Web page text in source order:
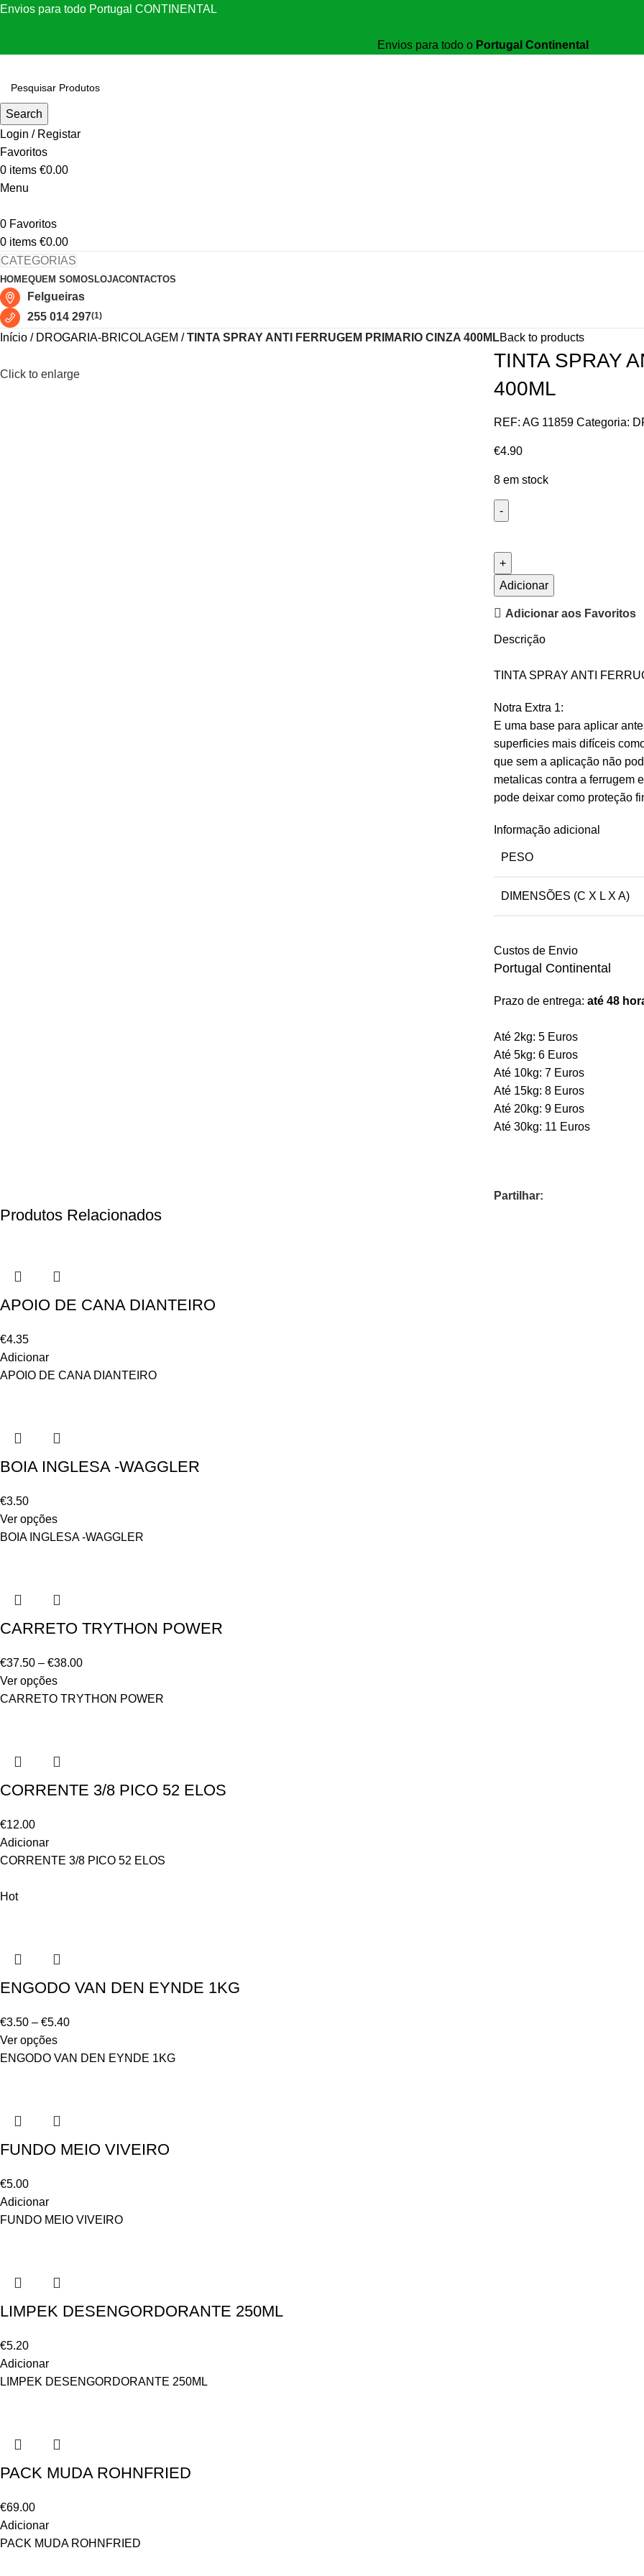
Envios para todo Portugal CONTINENTAL
Envios para todo o Portugal Continental
Search
Login / Registar
Favoritos
0 items €0.00
Menu
0 Favoritos
0 items €0.00
CATEGORIAS
HOMEQUEM SOMOS LOJACONTACTOS
Felgueiras
255 014 297(1)
Início DROGARIA-BRICOLAGEM TINTA SPRAY ANTI FERRUGEM PRIMARIO CINZA 400MLBack to products
Click to enlarge
TINTA SPRAY
400ML
REF: AG 11859 Categoria:
€4.90
8 em stock
Adicionar
Adicionar aos Favoritos
Descrição
TINTA SPRAY ANTI
Notra Extra 1:
E uma base para aplicar
superficies mais difíceis
que sem a aplicação não
metalicas contra a ferrugem
pode deixar como proteção
Informação adicional
PESO
DIMENSÕES (C X L X A)
Custos de Envio
Portugal Continental
Prazo de entrega: até 48
Até 2kg: 5 Euros
Até 5kg: 6 Euros
Até 10kg: 7 Euros
Até 15kg: 8 Euros
Até 20kg: 9 Euros
Até 30kg: 11 Euros
Partilhar:
Produtos Relacionados
APOIO DE CANA DIANTEIRO
€4.35
Adicionar
APOIO DE CANA DIANTEIRO
BOIA INGLESA -WAGGLER
€3.50
Ver opções
BOIA INGLESA -WAGGLER
CARRETO TRYTHON POWER
€37.50 – €38.00
Ver opções
CARRETO TRYTHON POWER
CORRENTE 3/8 PICO 52 ELOS
€12.00
Adicionar
CORRENTE 3/8 PICO 52 ELOS
Hot
ENGODO VAN DEN EYNDE 1KG
€3.50 – €5.40
Ver opções
ENGODO VAN DEN EYNDE 1KG
FUNDO MEIO VIVEIRO
€5.00
Adicionar
FUNDO MEIO VIVEIRO
LIMPEK DESENGORDORANTE 250ML
€5.20
Adicionar
LIMPEK DESENGORDORANTE 250ML
PACK MUDA ROHNFRIED
€69.00
Adicionar
PACK MUDA ROHNFRIED